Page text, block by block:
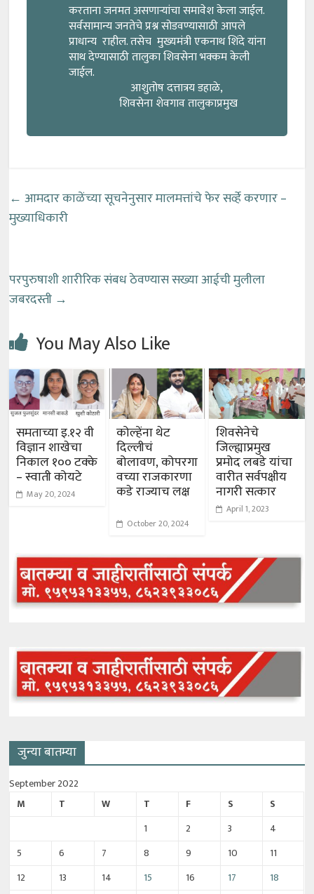
करताना जनमत असणाऱ्यांचा समावेश केला जाईल.
सर्वसामान्य जनतेचे प्रश्न सोडवण्यासाठी आपले
प्राधान्य राहील. तसेच मुख्यमंत्री एकनाथ शिंदे यांना
साथ देण्यासाठी तालुका शिवसेना भक्कम केली
जाईल.
आशुतोष दत्तात्रय डहाळे,
शिवसेना शेवगाव तालुकाप्रमुख
← आमदार काळेंच्या सूचनेनुसार मालमत्तांचे फेर सर्व्हे करणार –
मुख्याधिकारी
परपुरुषाशी शारीरिक संबध ठेवण्यास सख्या आईची मुलीला
जबरदस्ती →
You May Also Like
समताच्या इ.१२ वी
विज्ञान शाखेचा
निकाल १०० टक्के
– स्वाती कोयटे
May 20, 2024
कोल्हेंना थेट
दिल्लीचं
बोलावण, कोपरगा
वच्या राजकारणा
कडे राज्याच लक्ष
October 20, 2024
शिवसेनेचे
जिल्ह्याप्रमुख
प्रमोद लबडे यांचा
वारीत सर्वपक्षीय
नागरी सत्कार
April 1, 2023
जुन्या बातम्या
September 2022
M
T W T F S
S
1
2 3
4
5
6 7 8 9 10
11
12
13 14 15 16 17
18